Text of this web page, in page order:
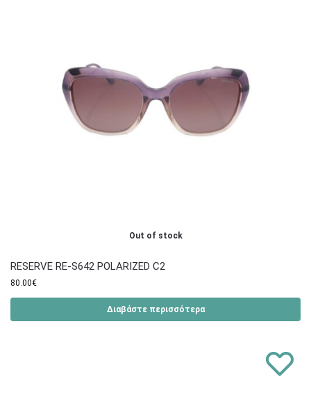
Out of stock
RESERVE RE-S642 POLARIZED C2
80.00€
Διαβάστε περισσότερα